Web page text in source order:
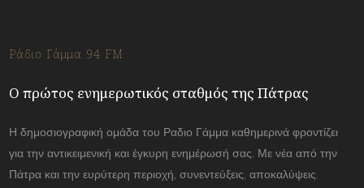
Ράδιο Γάμμα 94 FM
Ο πρώτος ενημερωτικός σταθμός της Πάτρας
Η δημοσιογραφική ομάδα του Ραδιο Γάμμα καθημερινά φροντίζει
για την αντικειμενική και έγκυρη ενημέρωσή σας. Με νέα από την
Πάτρα και την ευρύτερη περιοχή, συνεντεύξεις, αποκαλύψεις.